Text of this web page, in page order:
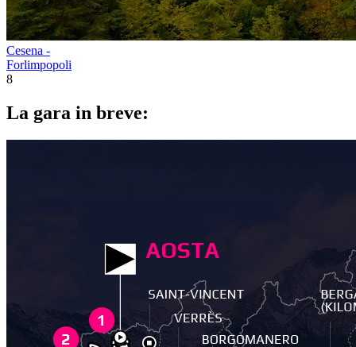
Cesena -
Forlimpopoli
8
La gara in breve: